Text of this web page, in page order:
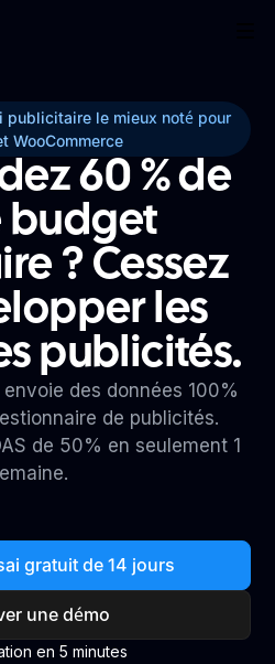
publicitaire le mieux noté pour
WooCommerce
60 % de
budget
? Cessez
les
publicités.
des données 100%
de publicités.
de 50% en seulement 1
gratuit de 14 jours
une démo
en 5 minutes